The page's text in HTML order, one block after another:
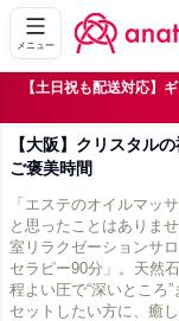
メニュー
【土日祝も配送対応】
【大阪】クリスタル
ご褒美時間
「エステのオイルマッ
と思ったことはありま
室リラクゼーションサ
セラピー90分」。天然
程よい圧で“深いところ
セットしたい方に、癒し